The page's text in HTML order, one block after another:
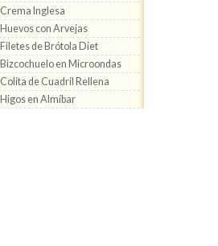
Crema Inglesa
Huevos con Arvejas
Filetes de Brótola Diet
Bizcochuelo en Microondas
Colita de Cuadril Rellena
Higos en Almíbar